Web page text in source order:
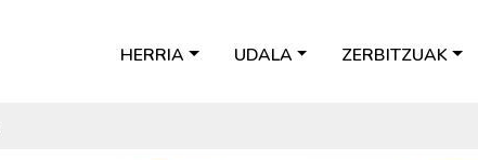
HERRIA UDALA ZERBITZUAK